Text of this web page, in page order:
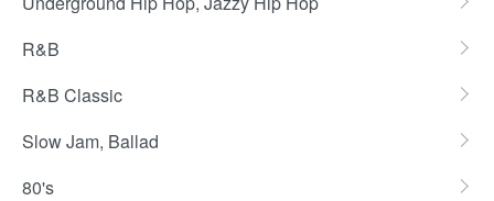
R&B
R&B Classic
Slow Jam, Ballad
80's